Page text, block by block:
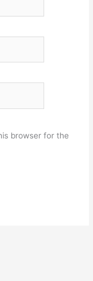
browser for the